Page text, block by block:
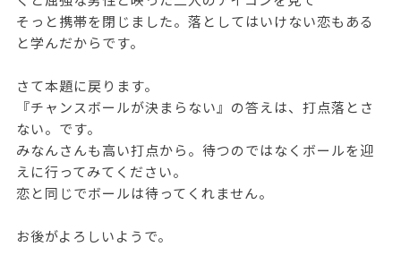
そっと携帯を閉じました。落としてはいけない恋もある
と学んだからです。
さて本題に戻ります。
『チャンスボールが決まらない』の答えは、打点落とさ
ない。です。
みなんさんも高い打点から。待つのではなくボールを迎
えに行ってみてください。
恋と同じでボールは待ってくれません。
お後がよろしいようで。